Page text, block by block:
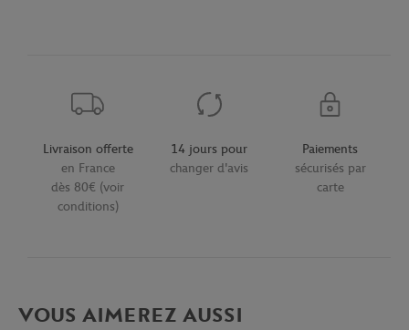
Livraison offerte
en France
dès 80€ (voir
conditions)
14 jours pour
changer d'avis
Paiements
sécurisés par
carte
VOUS AIMEREZ AUSSI